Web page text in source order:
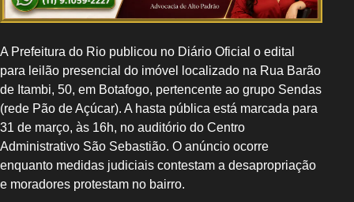
A Prefeitura do Rio publicou no Diário Oficial o edital
para leilão presencial do imóvel localizado na Rua Barão
de Itambi, 50, em Botafogo, pertencente ao grupo Sendas
(rede Pão de Açúcar). A hasta pública está marcada para
31 de março, às 16h, no auditório do Centro
Administrativo São Sebastião. O anúncio ocorre
enquanto medidas judiciais contestam a desapropriação
e moradores protestam no bairro.